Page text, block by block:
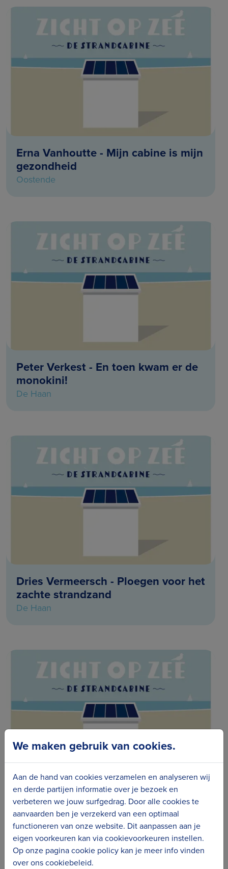
Erna Vanhoutte - Mijn cabine is mijn
gezondheid
Oostende
Peter Verkest - En toen kwam er de
monokini!
De Haan
Dries Vermeersch - Ploegen voor het
zachte strandzand
De Haan
Katrien Vervaele - De zomer
verwelkomen
De Haan
We maken gebruik van cookies.
Aan de hand van cookies verzamelen en analyseren wij
en derde partijen informatie over je bezoek en
verbeteren we jouw surfgedrag. Door alle cookies te
aanvaarden ben je verzekerd van een optimaal
functioneren van onze website. Dit aanpassen aan je
eigen voorkeuren kan via cookievoorkeuren instellen.
Op onze pagina cookie policy kan je meer info vinden
over ons cookiebeleid.